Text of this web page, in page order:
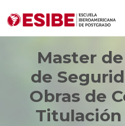
Master
de
Obras de